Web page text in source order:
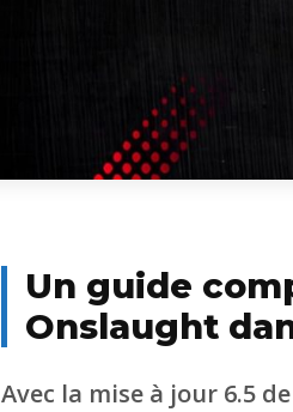
Un guide
Onslaught
Avec la mise à jour 6.5